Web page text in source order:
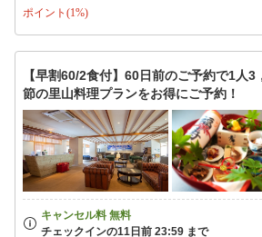
ポイント(1%)
【早割60/2食付】60日前のご予約で1人
節の里山料理プランをお得にご予約！